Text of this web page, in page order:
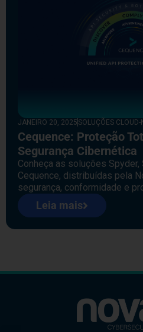
JANEIRO 20, 2025 SOLUÇÕES CLOUD-
Cequence: Proteção
Segurança Cibernética
Conheça as soluções Spyder,
Cequence, distribuídas pela
segurança, conformidade e
Leia mais